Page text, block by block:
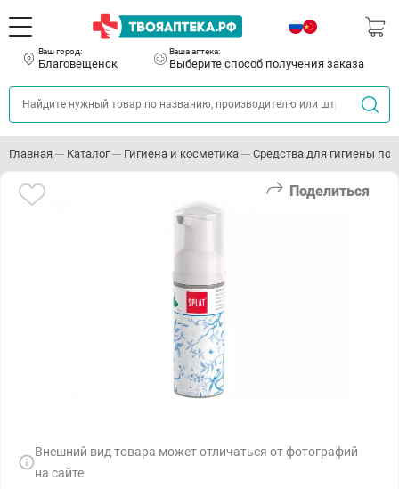
Ваш город:
Благовещенск
Ваша аптека:
Выберите способ получения заказа
Главная Каталог Гигиена и косметика Средства для гигиены
Поделиться
Внешний вид товара может отличаться от фотографий
на сайте